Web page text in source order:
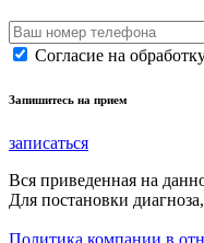
Согласие на
Запишитесь на прием
записаться
Вся приведенная на
Для постановки